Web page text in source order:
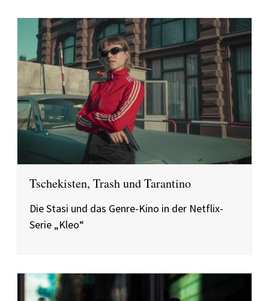
Tschekisten, Trash und Tarantino
Die Stasi und das Genre-Kino in der Netflix-
Serie „Kleo“